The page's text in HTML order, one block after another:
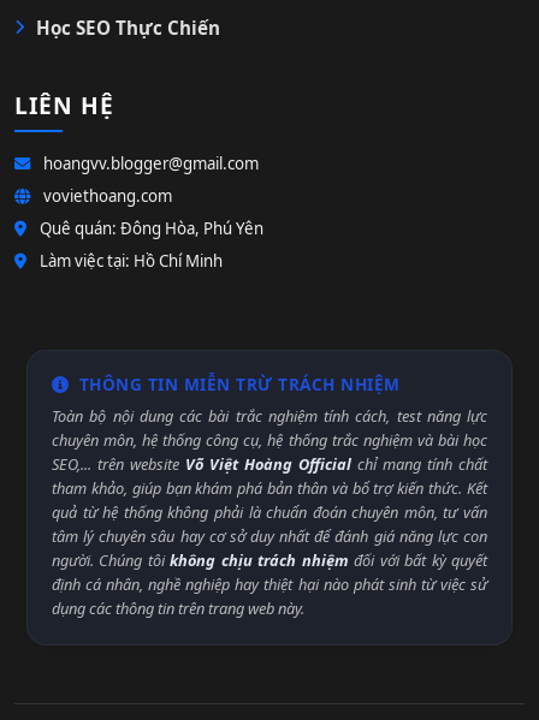
Học SEO Thực Chiến
LIÊN HỆ
hoangvv.blogger@gmail.com
voviethoang.com
Quê quán: Đông Hòa, Phú Yên
Làm việc tại: Hồ Chí Minh
THÔNG TIN MIỄN TRỪ TRÁCH NHIỆM
Toàn bộ nội dung các bài trắc nghiệm tính cách, test năng lực
chuyên môn, hệ thống công cụ, hệ thống trắc nghiệm và bài học
SEO,... trên website Võ Việt Hoàng Official chỉ mang tính chất
tham khảo, giúp bạn khám phá bản thân và bổ trợ kiến thức. Kết
quả từ hệ thống không phải là chuẩn đoán chuyên môn, tư vấn
tâm lý chuyên sâu hay cơ sở duy nhất để đánh giá năng lực con
người. Chúng tôikhông chịu trách nhiệm đối với bất kỳ quyết
định cá nhân, nghề nghiệp hay thiệt hại nào phát sinh từ việc sử
dụng các thông tin trên trang web này.